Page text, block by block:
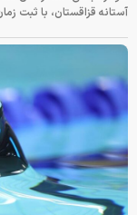
آستانه قزاقستان، با ثبت زمان ۲۵.۷۶ ثانیه در ماده ۵۰ متر کرال پشت به مدال